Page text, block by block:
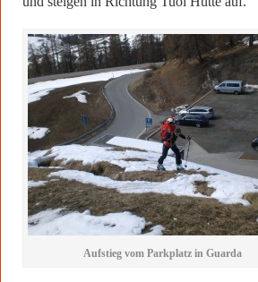
Aufstieg vom Parkplatz in Guarda